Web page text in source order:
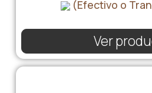
(Efectivo o
Ver